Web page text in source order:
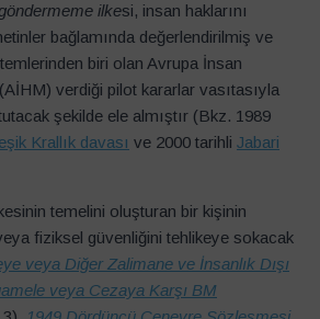
ilkesi, insan haklarını
bağlamında değerlendirilmiş ve
biri olan Avrupa İnsan
verdiği pilot kararlar vasıtasıyla
şekilde ele almıştır (Bkz. 1989
Krallık davası ve 2000 tarihli Jabari
temelini oluşturan bir kişinin
fiziksel güvenliğini tehlikeye sokacak
veya Diğer Zalimane ve İnsanlık Dışı
veya Cezaya Karşı BM